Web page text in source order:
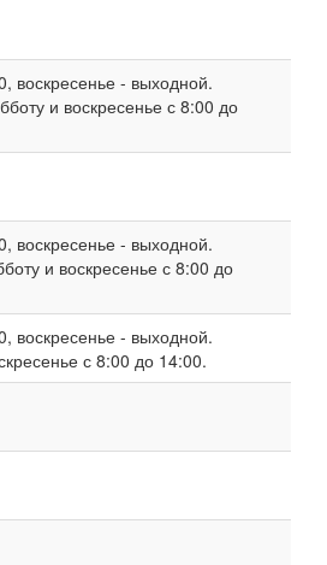
воскресенье - выходной.
и воскресенье с 8:00 до
воскресенье - выходной.
и воскресенье с 8:00 до
воскресенье - выходной.
с 8:00 до 14:00.